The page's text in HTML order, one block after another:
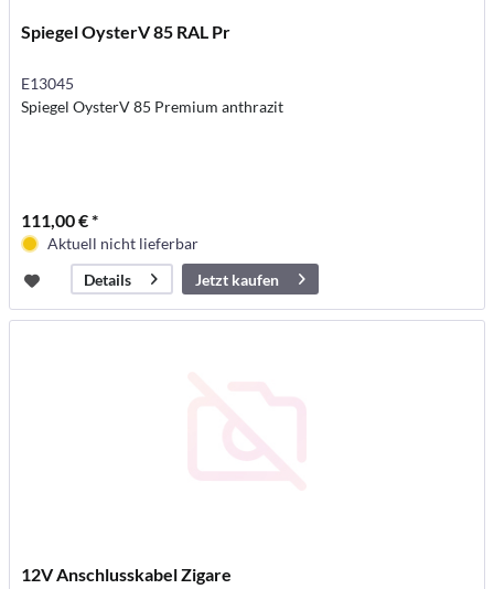
Spiegel OysterV 85 RAL Pr
E13045
Spiegel OysterV 85 Premium anthrazit
111,00 € *
Aktuell nicht lieferbar
Details
Jetzt kaufen
12V Anschlusskabel Zigare